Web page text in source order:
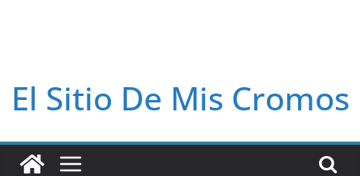
El Sitio De Mis Cromos